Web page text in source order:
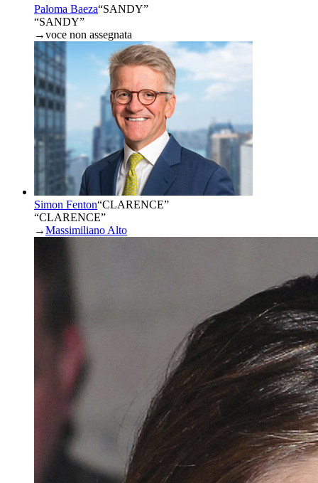
Paloma Baeza“SANDY”
“SANDY”
→voce non assegnata
Simon Fenton“CLARENCE”
“CLARENCE”
→Massimiliano Alto